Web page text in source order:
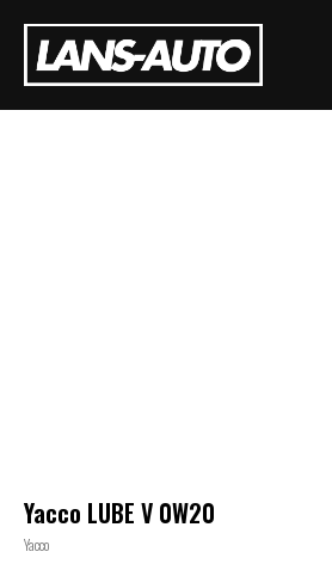
Yacco LUBE V 0W20
Yacco